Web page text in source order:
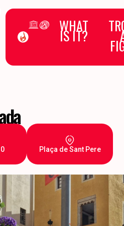
WHAT
IS IT?
Plaça de Sant Pere